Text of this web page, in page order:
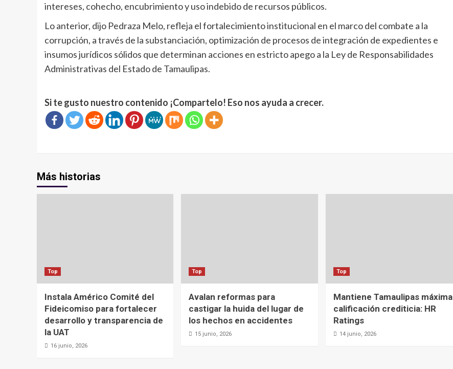
intereses, cohecho, encubrimiento y uso indebido de recursos públicos.
Lo anterior, dijo Pedraza Melo, refleja el fortalecimiento institucional en el marco del combate a la
corrupción, a través de la substanciación, optimización de procesos de integración de expedientes e
insumos jurídicos sólidos que determinan acciones en estricto apego a la Ley de Responsabilidades
Administrativas del Estado de Tamaulipas.
Si te gusto nuestro contenido ¡Compartelo! Eso nos ayuda a crecer.
Más historias
Top
Instala Américo Comité del
Fideicomiso para fortalecer
desarrollo y transparencia de
la UAT
16 junio, 2026
Top
Avalan reformas para
castigar la huida del lugar de
los hechos en accidentes
15 junio, 2026
Top
Mantiene Tamaulipas máxima
calificación crediticia: HR
Ratings
14 junio, 2026